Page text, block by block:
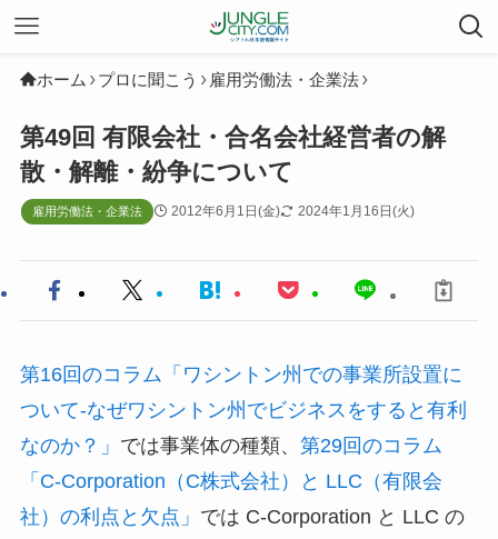
ホーム プロに聞こう 雇用労働法・企業法
第49回 有限会社・合名会社経営者の解
散・解離・紛争について
雇用労働法・企業法 2012年6月1日(金) 2024年1月16日(火)
第16回のコラム「ワシントン州での事業所設置に
ついて-なぜワシントン州でビジネスをすると有利
なのか？」 では事業体の種類、 第29回のコラム
「C-Corporation（C株式会社）と LLC（有限会
社）の利点と欠点」 では C-Corporation と LLC の